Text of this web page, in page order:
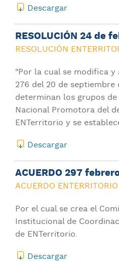
Descargar
RESOLUCIÓN 24 de
RESOLUCIÓN
"Por la cual se modifica y
276 del 20 de
determinan los grupos
Nacional Promotora del
ENTerritorio y se
Descargar
ACUERDO 297
ACUERDO ENTERRITORIO
Por el cual se crea el
Institucional de
de ENTerritorio.
Descargar